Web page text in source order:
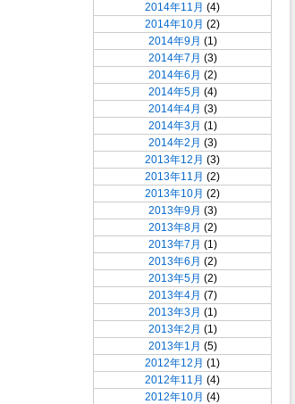
2014年11月 (4)
2014年10月 (2)
2014年9月 (1)
2014年7月 (3)
2014年6月 (2)
2014年5月 (4)
2014年4月 (3)
2014年3月 (1)
2014年2月 (3)
2013年12月 (3)
2013年11月 (2)
2013年10月 (2)
2013年9月 (3)
2013年8月 (2)
2013年7月 (1)
2013年6月 (2)
2013年5月 (2)
2013年4月 (7)
2013年3月 (1)
2013年2月 (1)
2013年1月 (5)
2012年12月 (1)
2012年11月 (4)
2012年10月 (4)